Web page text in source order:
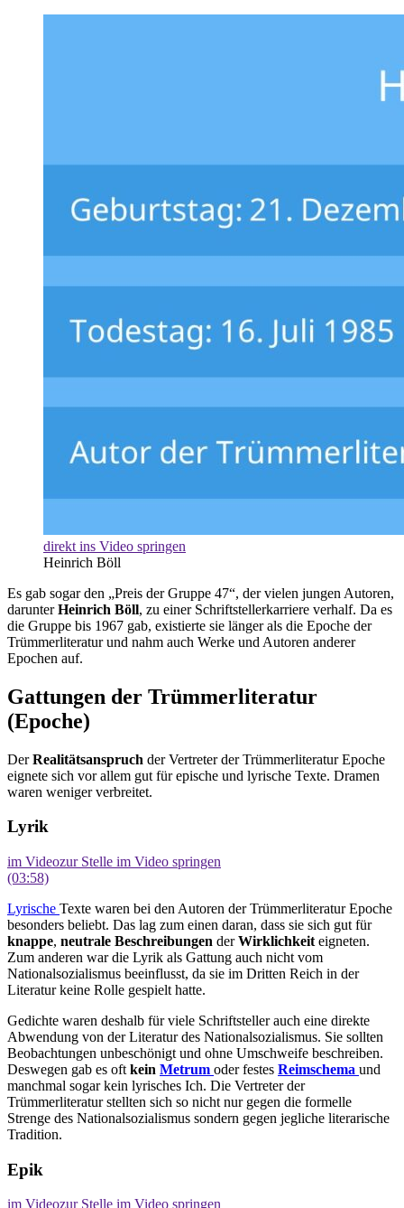
direkt ins Video springen
Heinrich Böll
Es gab sogar den „Preis der Gruppe 47“, der vielen jungen Autoren,
darunterHeinrich Böll, zu einer Schriftstellerkarriere verhalf. Da es
die Gruppe bis 1967 gab, existierte sie länger als die Epoche der
Trümmerliteratur und nahm auch Werke und Autoren anderer
Epochen auf.
Gattungen der Trümmerliteratur
(Epoche)
DerRealitätsanspruch der Vertreter der Trümmerliteratur Epoche
eignete sich vor allem gut für epische und lyrische Texte. Dramen
waren weniger verbreitet.
Lyrik
im Videozur Stelle im Video springen
(03:58)
Lyrische Texte waren bei den Autoren der Trümmerliteratur Epoche
besonders beliebt. Das lag zum einen daran, dass sie sich gut für
knappe, neutrale Beschreibungen derWirklichkeit eigneten.
Zum anderen war die Lyrik als Gattung auch nicht vom
Nationalsozialismus beeinflusst, da sie im Dritten Reich in der
Literatur keine Rolle gespielt hatte.
Gedichte waren deshalb für viele Schriftsteller auch eine direkte
Abwendung von der Literatur des Nationalsozialismus. Sie sollten
Beobachtungen unbeschönigt und ohne Umschweife beschreiben.
Deswegen gab es oft kein Metrum oder festes Reimschema und
manchmal sogar kein lyrisches Ich. Die Vertreter der
Trümmerliteratur stellten sich so nicht nur gegen die formelle
Strenge des Nationalsozialismus sondern gegen jegliche literarische
Tradition.
Epik
im Videozur Stelle im Video springen